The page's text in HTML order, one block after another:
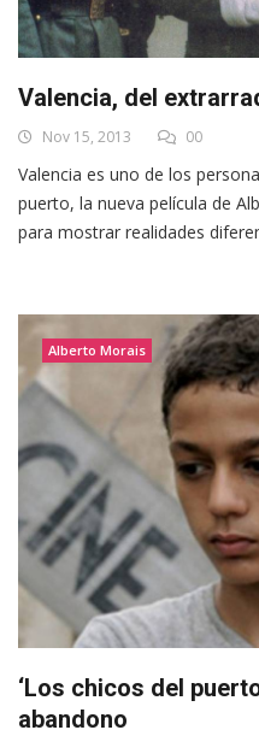
Valencia, del
Nov 15, 2013 00
Valencia es uno de los
puerto, la nueva película de
para mostrar realidades
Alberto Morais
‘Los chicos del
abandono